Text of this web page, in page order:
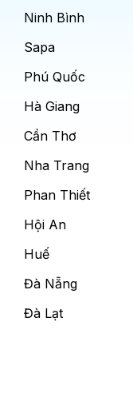
Ninh Bình
Sapa
Phú Quốc
Hà Giang
Cần Thơ
Nha Trang
Phan Thiết
Hội An
Huế
Đà Nẵng
Đà Lạt